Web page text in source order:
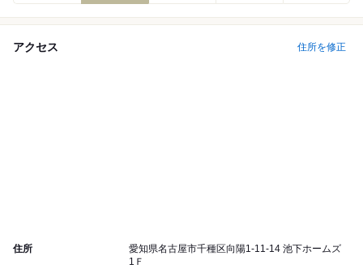
アクセス 住所を修正
住所
愛知県名古屋市千種区向陽1-11-14 池下ホームズ
1Ｆ